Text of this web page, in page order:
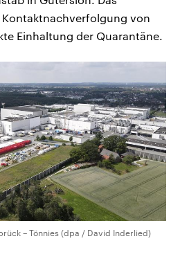
von
Einhaltung der Quarantäne.
– Tönnies (dpa / David Inderlied)